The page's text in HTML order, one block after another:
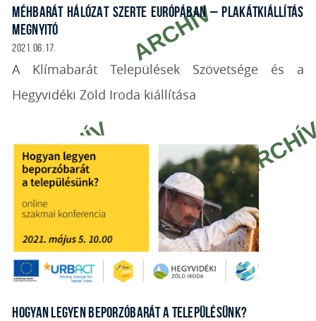
MÉHBARÁT HÁLÓZAT SZERTE EURÓPÁBAN – PLAKÁTKIÁLLÍTÁS
MEGNYITÓ
2021. 06. 17.
A Klímabarát Települések Szövetsége és a
Hegyvidéki Zöld Iroda kiállítása
HOGYAN LEGYEN BEPORZÓBARÁT A TELEPÜLÉSÜNK?